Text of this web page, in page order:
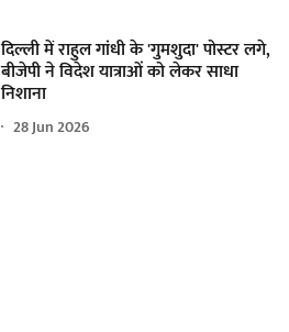
दिल्ली में राहुल गांधी के 'गुमशुदा' पोस्टर लगे,
बीजेपी ने विदेश यात्राओं को लेकर साधा
निशाना
28 Jun 2026